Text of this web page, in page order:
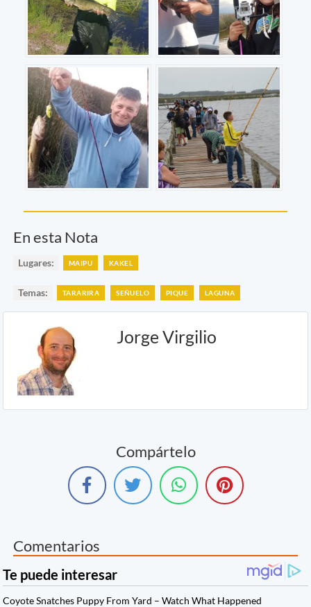
En esta Nota
Lugares: MAIPU KAKEL
Temas: TARARIRA SEÑUELO PIQUE LAGUNA
Jorge Virgilio
Compártelo
Comentarios